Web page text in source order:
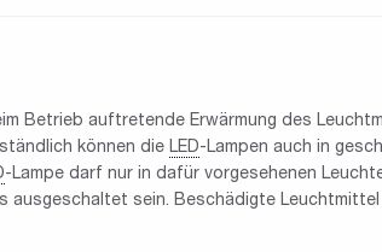
Betrieb auftretende Erwärmung des
können die LED-Lampen auch in
-Lampe darf nur in dafür vorgesehenen
ausgeschaltet sein. Beschädigte